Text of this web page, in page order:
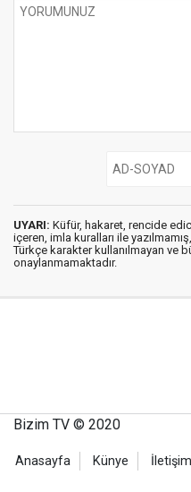
UYARI: Küfür, hakaret, rencide
içeren, imla kuralları ile yazılmamış,
Türkçe karakter kullanılmayan ve
onaylanmamaktadır.
Bizim TV © 2020
Anasayfa Künye İletişim